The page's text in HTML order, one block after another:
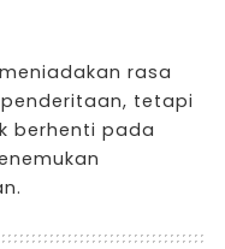
rasa
tetapi
berhenti pada